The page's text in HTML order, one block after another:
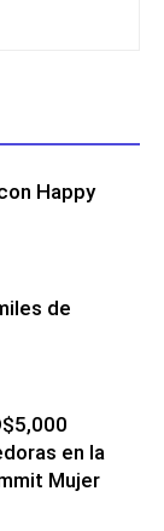
Happy
de
en la
Mujer